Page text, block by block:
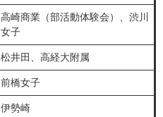
高崎商業（部活動体験会）、渋川
女子
松井田、高経大附属
前橋女子
伊勢崎